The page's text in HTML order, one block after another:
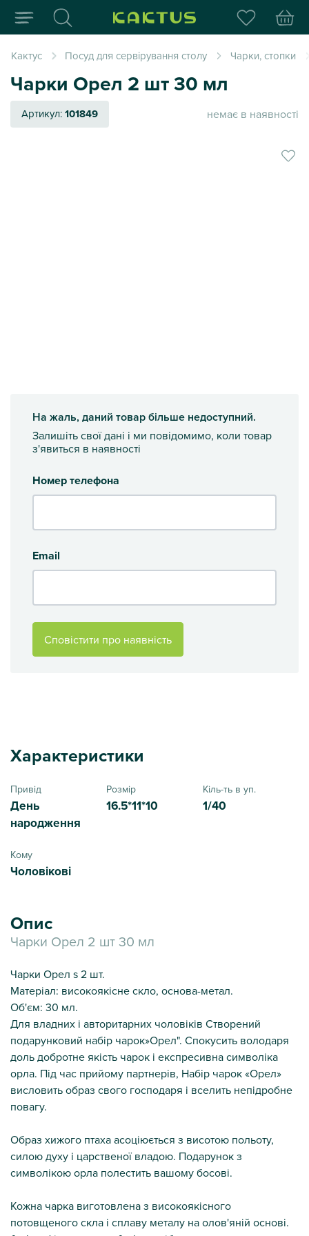
Інтернет-магазин
Кактус Посуд для сервірування столу Чарки, стопки
Чарки Орел 2 шт 30 мл
Артикул:101849 немає в наявності
На жаль, даний товар більше недоступний.
Залишіть свої дані і ми повідомимо, коли товар
з'явиться в наявності
Номер телефона
Email
Сповістити про наявність
Характеристики
Привід
День
народження
Розмір
16.5*11*10
Кіль-ть в уп.
1/40
Кому
Чоловікові
Опис
Чарки Орел 2 шт 30 мл
Чарки Орел s 2 шт.
Матеріал: високоякісне скло, основа-метал.
Об'єм: 30 мл.
Для владних і авторитарних чоловіків Створений
подарунковий набір чарок»Орел". Спокусить володаря
доль добротне якість чарок і експресивна символіка
орла. Під час прийому партнерів, Набір чарок «Орел»
висловить образ свого господаря і вселить непідробне
повагу.
Образ хижого птаха асоціюється з висотою польоту,
силою духу і царственої владою. Подарунок з
символікою орла полестить вашому босові.
Кожна чарка виготовлена з високоякісного
потовщеного скла і сплаву металу на олов'яній основі.